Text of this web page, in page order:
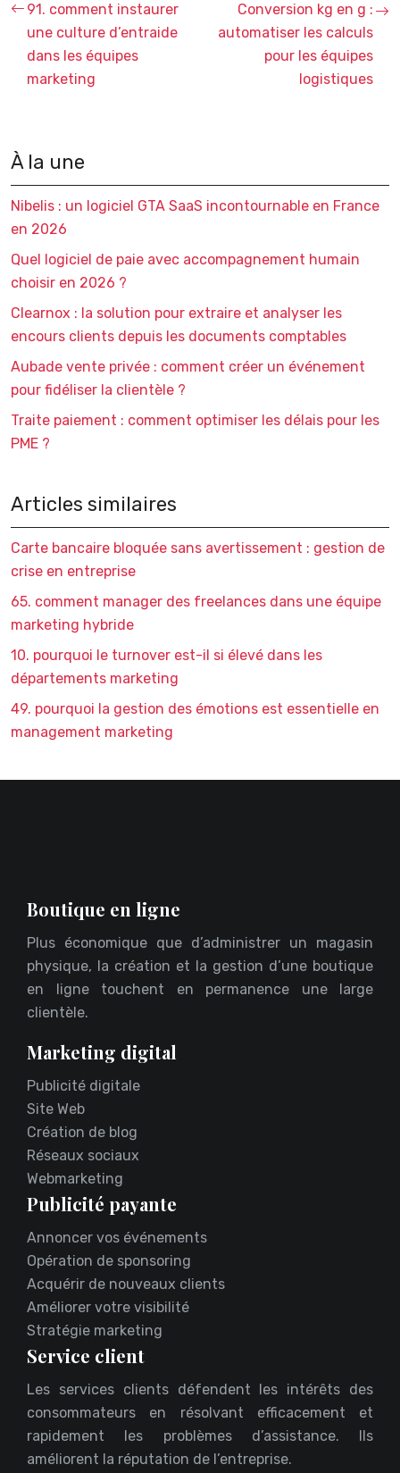
91. comment instaurer
une culture d’entraide
dans les équipes
marketing
Conversion kg en g :
automatiser les calculs
pour les équipes
logistiques
À la une
Nibelis : un logiciel GTA SaaS incontournable en France
en 2026
Quel logiciel de paie avec accompagnement humain
choisir en 2026 ?
Clearnox : la solution pour extraire et analyser les
encours clients depuis les documents comptables
Aubade vente privée : comment créer un événement
pour fidéliser la clientèle ?
Traite paiement : comment optimiser les délais pour les
PME ?
Articles similaires
Carte bancaire bloquée sans avertissement : gestion de
crise en entreprise
65. comment manager des freelances dans une équipe
marketing hybride
10. pourquoi le turnover est-il si élevé dans les
départements marketing
49. pourquoi la gestion des émotions est essentielle en
management marketing
Boutique en ligne
Plus économique que d’administrer un magasin
physique, la création et la gestion d’une boutique
en ligne touchent en permanence une large
clientèle.
Marketing digital
Publicité digitale
Site Web
Création de blog
Réseaux sociaux
Webmarketing
Publicité payante
Annoncer vos événements
Opération de sponsoring
Acquérir de nouveaux clients
Améliorer votre visibilité
Stratégie marketing
Service client
Les services clients défendent les intérêts des
consommateurs en résolvant efficacement et
rapidement les problèmes d’assistance. Ils
améliorent la réputation de l’entreprise.